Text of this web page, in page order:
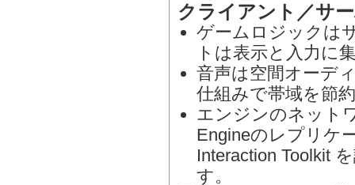
クライアント／サ
ゲームロジックは
トは表示と入力に
音声は空間オーデ
仕組みで帯域を節
エンジンのネット
Engineのレプリケ
Interaction Toolkit
す。